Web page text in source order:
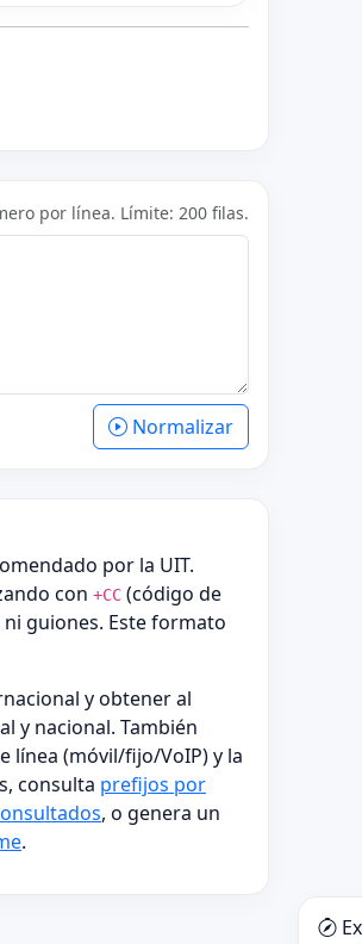
por línea. Límite: 200 filas.
Normalizar
por la UIT.
con +CC (código de
guiones. Este formato
y obtener al
y nacional. También
línea (móvil/fijo/VoIP) y la
consulta prefijos por
, o genera un
.